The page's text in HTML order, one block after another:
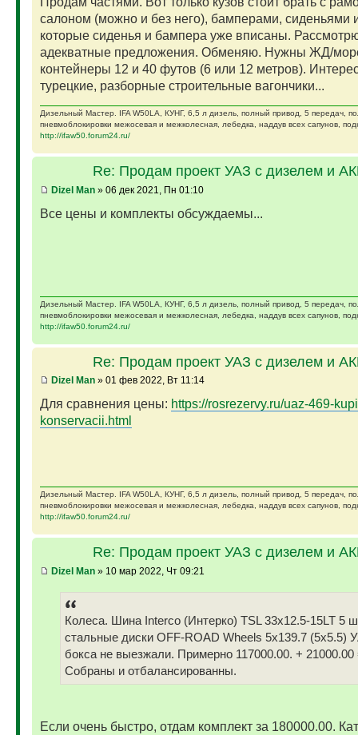
салоном (можно и без него), бамперами, сиденьями
которые сиденья и бампера уже вписаны.
адекватные предложения. Обменяю. Нужны ЖД/
контейнеры 12 и 40 футов (6 или 12 метров).
турецкие, разборные строительные вагончики...
Дизельный Мастер. IFA W50LA, КУНГ, 6,5 л дизель, полный привод, 5 передач,
пневмоблокировки межосевая и межколесная, лебедка, наддув всех сапунов,
http://ifaw50.forum24.ru/
Re: Продам проект УАЗ с дизелем и
Dizel Man» 06 дек 2021, Пн 01:10
Все цены и комплекты обсуждаемы...
Дизельный Мастер. IFA W50LA, КУНГ, 6,5 л дизель, полный привод, 5 передач,
пневмоблокировки межосевая и межколесная, лебедка, наддув всех сапунов,
http://ifaw50.forum24.ru/
Re: Продам проект УАЗ с дизелем и
Dizel Man» 01 фев 2022, Вт 11:14
Для сравнения цены: https://rosrezervy.ru/uaz-469-
konservacii.html
Дизельный Мастер. IFA W50LA, КУНГ, 6,5 л дизель, полный привод, 5 передач,
пневмоблокировки межосевая и межколесная, лебедка, наддув всех сапунов,
http://ifaw50.forum24.ru/
Re: Продам проект УАЗ с дизелем и
Dizel Man» 10 мар 2022, Чт 09:21
Колеса. Шина Interco (Интерко) TSL 33x12.5-15LT 5
стальные диски OFF-ROAD Wheels 5x139.7 (5x5.5)
бокса не выезжали. Примерно 117000.00. + 21000.00
Собраны и отбалансированны.
Если очень быстро, отдам комплект за 180000.00.